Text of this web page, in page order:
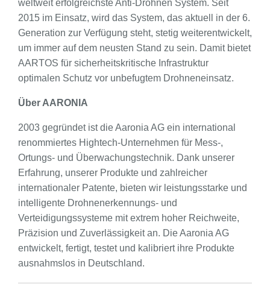
weltweit erfolgreichste Anti-Drohnen System. Seit
2015 im Einsatz, wird das System, das aktuell in der 6.
Generation zur Verfügung steht, stetig weiterentwickelt,
um immer auf dem neusten Stand zu sein. Damit bietet
AARTOS für sicherheitskritische Infrastruktur
optimalen Schutz vor unbefugtem Drohneneinsatz.
Über AARONIA
2003 gegründet ist die Aaronia AG ein international
renommiertes Hightech-Unternehmen für Mess-,
Ortungs- und Überwachungstechnik. Dank unserer
Erfahrung, unserer Produkte und zahlreicher
internationaler Patente, bieten wir leistungsstarke und
intelligente Drohnenerkennungs- und
Verteidigungssysteme mit extrem hoher Reichweite,
Präzision und Zuverlässigkeit an. Die Aaronia AG
entwickelt, fertigt, testet und kalibriert ihre Produkte
ausnahmslos in Deutschland.